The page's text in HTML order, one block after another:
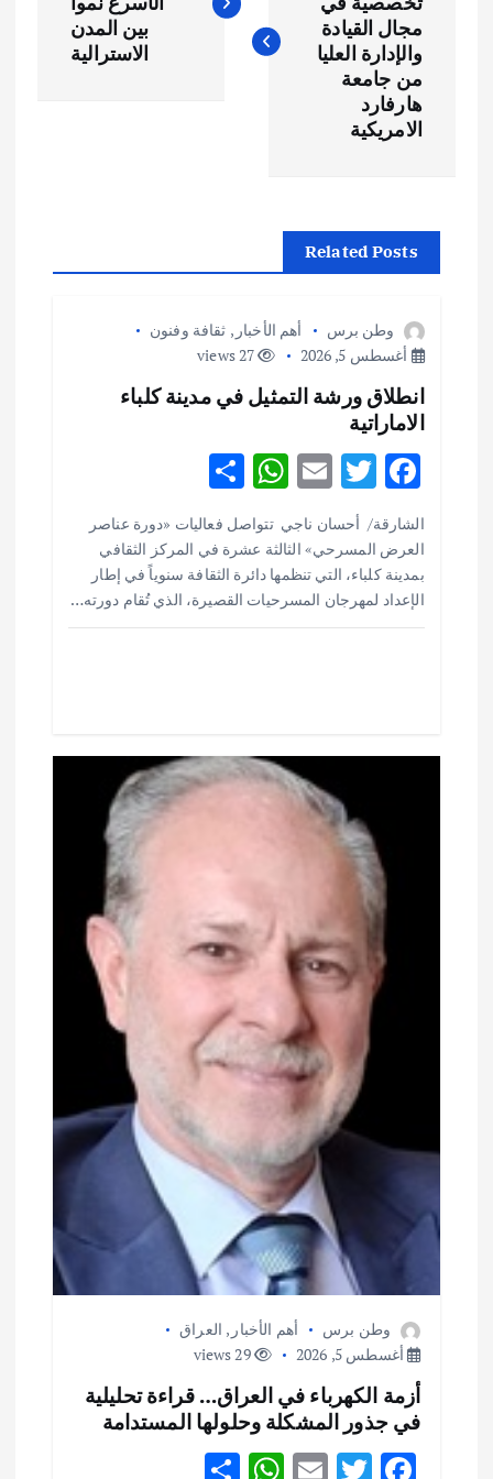
ت
مجال القيادة
والإدارة العليا
من جامعة
هارفارد
الامريكية
بين المدن
الاسترالية
Related Posts
وطن برس أهم الأخبار , ثقافة وفنون
أغسطس 5, 2026
27 views
انطلاق ورشة التمثيل في مدينة كلباء
الاماراتية
F
ac
e
b
o
T
w
it
te
r
E
ai
l
W
h
at
s
A
h
ar
e
الشارقة/ أحسان ناجي تتواصل فعاليات «دورة عناصر
العرض المسرحي» الثالثة عشرة في المركز الثقافي
بمدينة كلباء، التي تنظمها دائرة الثقافة سنوياً في إطار
الإعداد لمهرجان المسرحيات القصيرة، الذي تُقام دورته…
وطن برس أهم الأخبار , العراق
أغسطس 5, 2026
29 views
أزمة الكهرباء في العراق… قراءة تحليلية
في جذور المشكلة وحلولها المستدامة